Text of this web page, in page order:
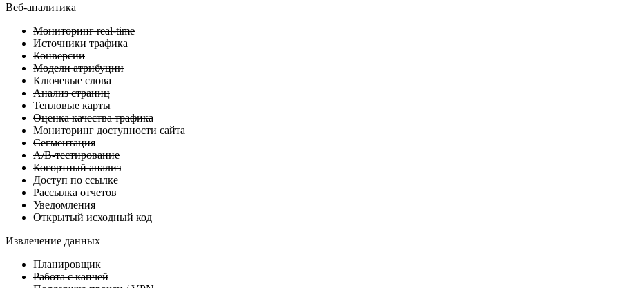
Веб-аналитика
Мониторинг real-time
Источники трафика
Конверсии
Модели атрибуции
Ключевые слова
Анализ страниц
Тепловые карты
Оценка качества трафика
Мониторинг доступности сайта
Сегментация
А/B-тестирование
Когортный анализ
Доступ по ссылке
Рассылка отчетов
Уведомления
Открытый исходный код
Извлечение данных
Планировщик
Работа с капчей